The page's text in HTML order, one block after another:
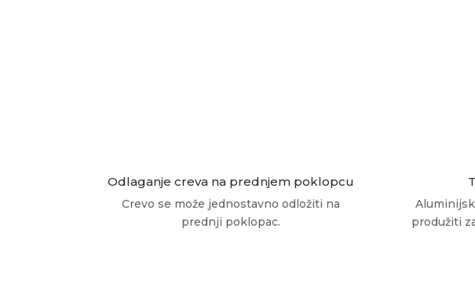
Odlaganje creva na prednjem poklopcu
Crevo se može jednostavno odložiti na
prednji poklopac.
produžiti